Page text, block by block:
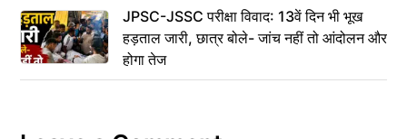
JPSC-JSSC परीक्षा विवाद: 13वें दिन भी भूख
हड़ताल जारी, छात्र बोले- जांच नहीं तो आंदोलन और
होगा तेज